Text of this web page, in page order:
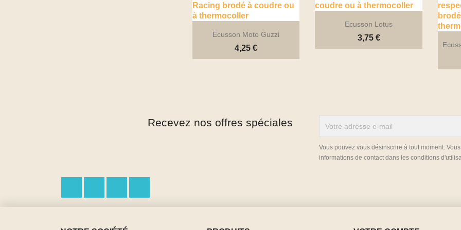
Aperçu rapide  Aperçu rapide
Ecusson Moto Guzzi
4,25 €
 Aperçu rapide
Ecusson Lotus
3,75 €
 Aperçu rapide
Recevez nos offres spéciales
Vous pouvez vous désinscrire à tout moment.
informations de contact dans les conditions